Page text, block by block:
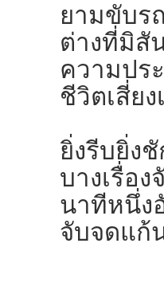
ยามขับร
ต่างที่มิสั
ความปร
ชีวิตเสี่ย
ยิ่งรีบยิ่ง
บางเรื่อ
นาทีหนึ่ง
จับจดแก้